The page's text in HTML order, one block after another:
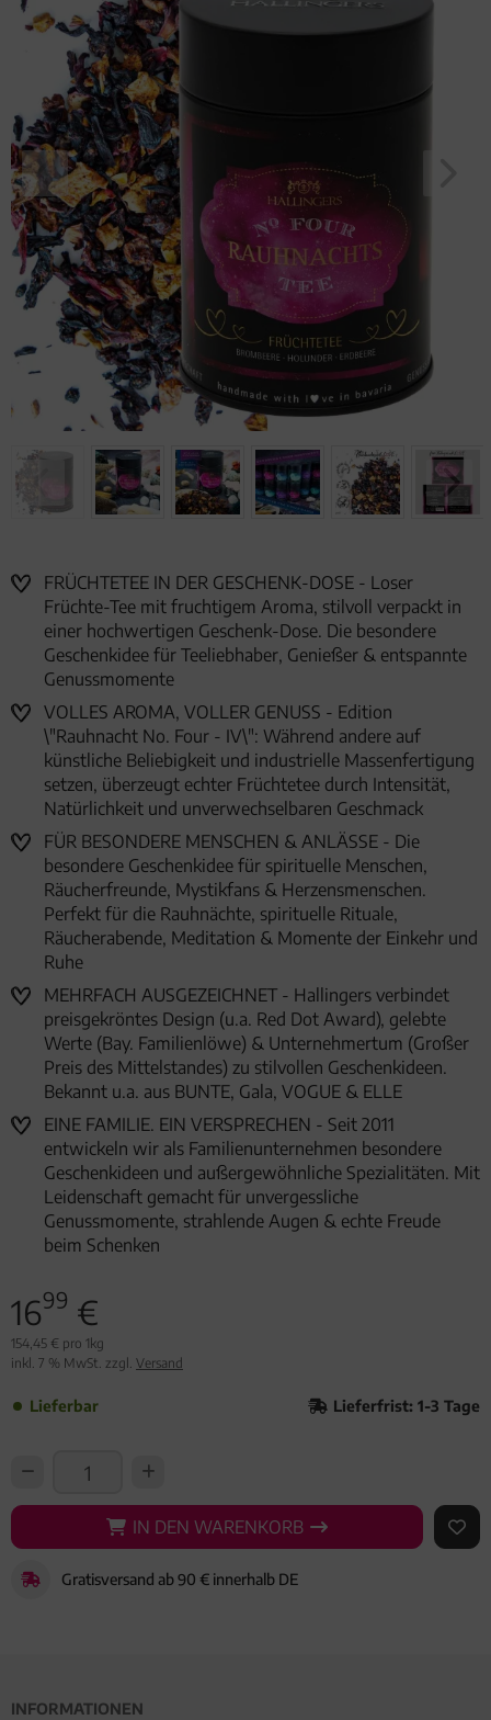
FRÜCHTETEE IN DER GESCHENK-DOSE - Loser
Früchte-Tee mit fruchtigem Aroma, stilvoll verpackt in
einer hochwertigen Geschenk-Dose. Die besondere
Geschenkidee für Teeliebhaber, Genießer & entspannte
Genussmomente
VOLLES AROMA, VOLLER GENUSS - Edition
\"Rauhnacht No. Four - IV\": Während andere auf
künstliche Beliebigkeit und industrielle Massenfertigung
setzen, überzeugt echter Früchtetee durch Intensität,
Natürlichkeit und unverwechselbaren Geschmack
FÜR BESONDERE MENSCHEN & ANLÄSSE - Die
besondere Geschenkidee für spirituelle Menschen,
Räucherfreunde, Mystikfans & Herzensmenschen.
Perfekt für die Rauhnächte, spirituelle Rituale,
Räucherabende, Meditation & Momente der Einkehr und
Ruhe
MEHRFACH AUSGEZEICHNET - Hallingers verbindet
preisgekröntes Design (u.a. Red Dot Award), gelebte
Werte (Bay. Familienlöwe) & Unternehmertum (Großer
Preis des Mittelstandes) zu stilvollen Geschenkideen.
Bekannt u.a. aus BUNTE, Gala, VOGUE & ELLE
EINE FAMILIE. EIN VERSPRECHEN - Seit 2011
entwickeln wir als Familienunternehmen besondere
Geschenkideen und außergewöhnliche Spezialitäten. Mit
Leidenschaft gemacht für unvergessliche
Genussmomente, strahlende Augen & echte Freude
beim Schenken
1699 €
154,45 € pro 1kg
inkl. 7 % MwSt. zzgl. Versand
Lieferbar Lieferfrist: 1-3 Tage
IN DEN WARENKORB
IN DEN WARENKORB AUF
Gratisversand ab 90 € innerhalb DE
INFORMATIONEN
Geburtstag